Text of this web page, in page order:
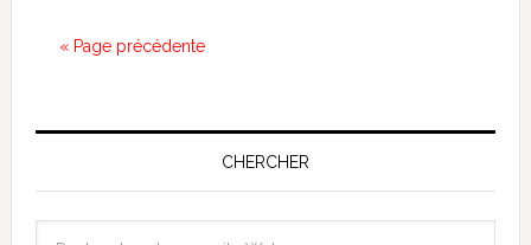
« Page précédente
CHERCHER